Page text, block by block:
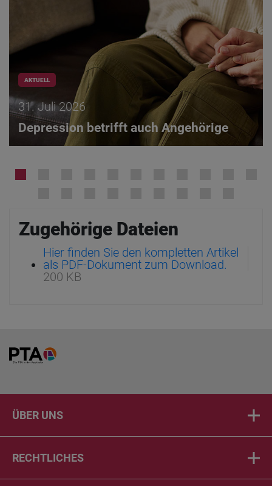
AKTUELL
31. Juli 2026
Depression betrifft auch Angehörige
Zugehörige Dateien
Hier finden Sie den kompletten Artikel
als PDF-Dokument zum Download.
200 KB
Home
ÜBER UNS
RECHTLICHES